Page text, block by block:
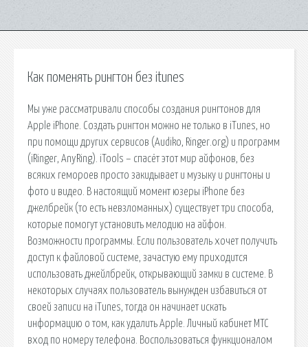
Как поменять рингтон без itunes
Мы уже рассматривали способы создания рингтонов для
Apple iPhone. Создать рингтон можно не только в iTunes, но
при помощи других сервисов (Audiko, Ringer.org) и программ
(iRinger, AnyRing). iTools – спасёт этот мир айфонов, без
всяких гемороев просто закидывает и музыку и рингтоны и
фото и видео. В настоящий момент юзеры iPhone без
джелбрейк (то есть невзломанных) существует три способа,
которые помогут установить мелодию на айфон.
Возможности программы. Если пользователь хочет получить
доступ к файловой системе, зачастую ему приходится
использовать джейлбрейк, открывающий замки в системе. В
некоторых случаях пользователь вынужден избавиться от
своей записи на iTunes, тогда он начинает искать
информацию о том, как удалить Apple. Личный кабинет МТС
вход по номеру телефона. Воспользоваться функционалом